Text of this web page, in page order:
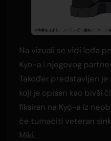
Na vizuali se vidi leđa
Kyo-a i njegovog
Također predstavljen je
koji je opisan kao bivši
fiksiran na Kyo-a iz
će tumačiti veteran
Miki.